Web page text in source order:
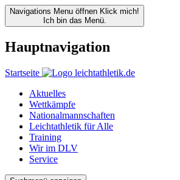
Navigations Menu öffnen Klick mich!
Ich bin das Menü.
Hauptnavigation
Startseite
Aktuelles
Wettkämpfe
Nationalmannschaften
Leichtathletik für Alle
Training
Wir im DLV
Service